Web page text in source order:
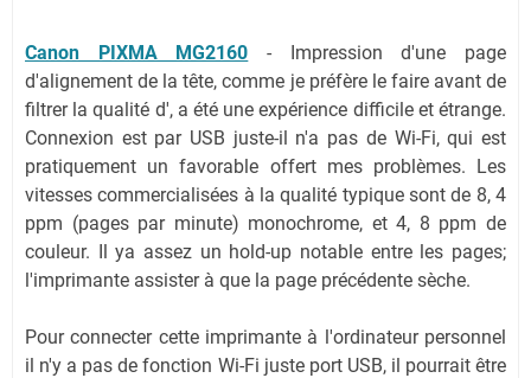
Canon PIXMA MG2160 - Impression d'une page
d'alignement de la tête, comme je préfère le faire avant de
filtrer la qualité d', a été une expérience difficile et étrange.
Connexion est par USB juste-il n'a pas de Wi-Fi, qui est
pratiquement un favorable offert mes problèmes. Les
vitesses commercialisées à la qualité typique sont de 8, 4
ppm (pages par minute) monochrome, et 4, 8 ppm de
couleur. Il ya assez un hold-up notable entre les pages;
l'imprimante assister à que la page précédente sèche.
Pour connecter cette imprimante à l'ordinateur personnel
il n'y a pas de fonction Wi-Fi juste port USB, il pourrait être